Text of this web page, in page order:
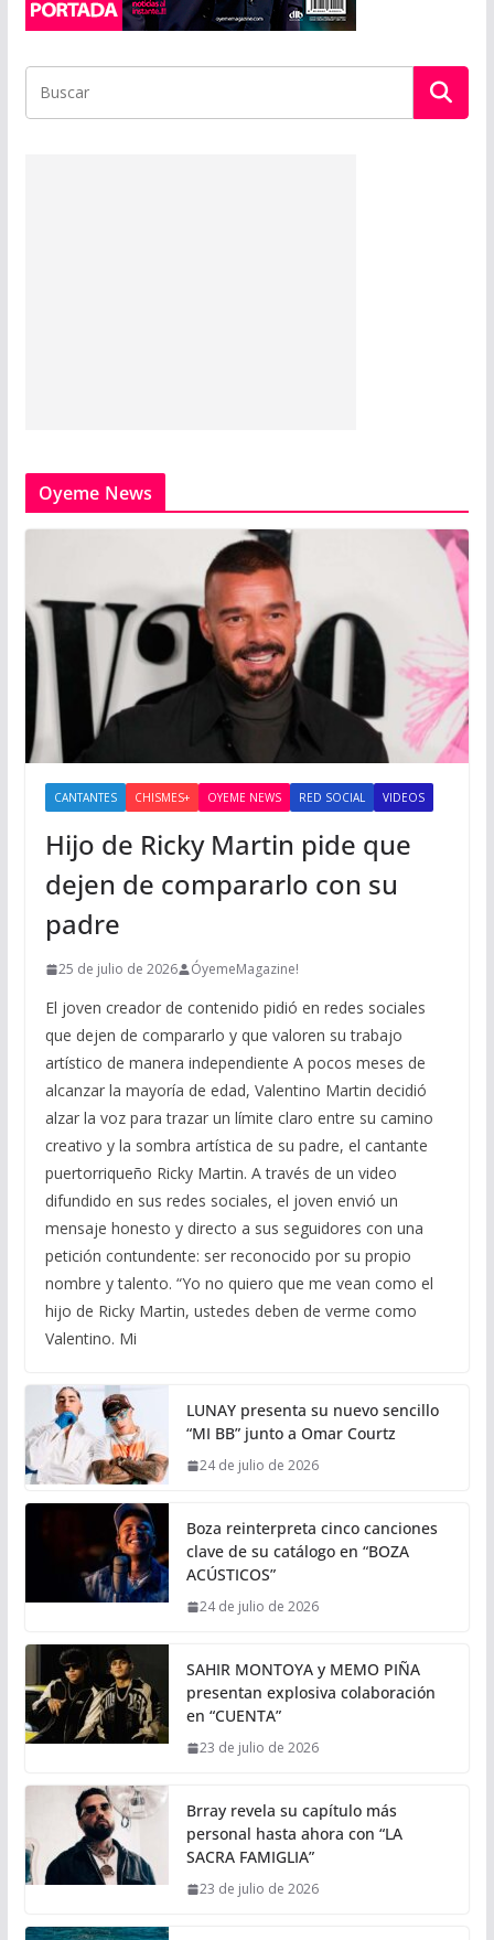
Oyeme News
CANTANTES CHISMES+ OYEME NEWS RED SOCIAL VIDEOS
Hijo de Ricky Martin pide que
dejen de compararlo con su
padre
25 de julio de 2026 ÓyemeMagazine!
El joven creador de contenido pidió en redes sociales
que dejen de compararlo y que valoren su trabajo
artístico de manera independiente A pocos meses de
alcanzar la mayoría de edad, Valentino Martin decidió
alzar la voz para trazar un límite claro entre su camino
creativo y la sombra artística de su padre, el cantante
puertorriqueño Ricky Martin. A través de un video
difundido en sus redes sociales, el joven envió un
mensaje honesto y directo a sus seguidores con una
petición contundente: ser reconocido por su propio
nombre y talento. “Yo no quiero que me vean como el
hijo de Ricky Martin, ustedes deben de verme como
Valentino. Mi
LUNAY presenta su nuevo sencillo
“MI BB” junto a Omar Courtz
24 de julio de 2026
Boza reinterpreta cinco canciones
clave de su catálogo en “BOZA
ACÚSTICOS”
24 de julio de 2026
SAHIR MONTOYA y MEMO PIÑA
presentan explosiva colaboración
en “CUENTA”
23 de julio de 2026
Brray revela su capítulo más
personal hasta ahora con “LA
SACRA FAMIGLIA”
23 de julio de 2026